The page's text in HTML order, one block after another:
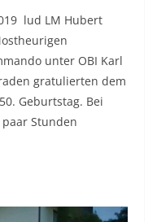
lud LM Hubert
unter OBI Karl
gratulierten dem
Geburtstag. Bei
Stunden